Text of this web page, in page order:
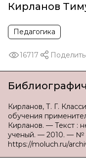
Кирланов
Педагогика
16717
Кирланов, Т. Г.
обучения
Кирланов. — Текст :
ученый. — 2010. — №
https://moluch.ru/